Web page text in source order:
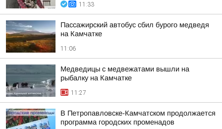
11:33
Пассажирский автобус сбил бурого медведя
на Камчатке
11:06
Медведицы с медвежатами вышли на
рыбалку на Камчатке
11:27
В Петропавловске-Камчатском продолжается
программа городских променадов